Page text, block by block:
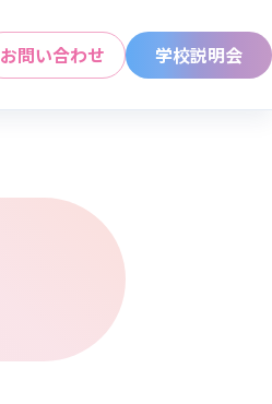
お問い合わせ 学校説明会